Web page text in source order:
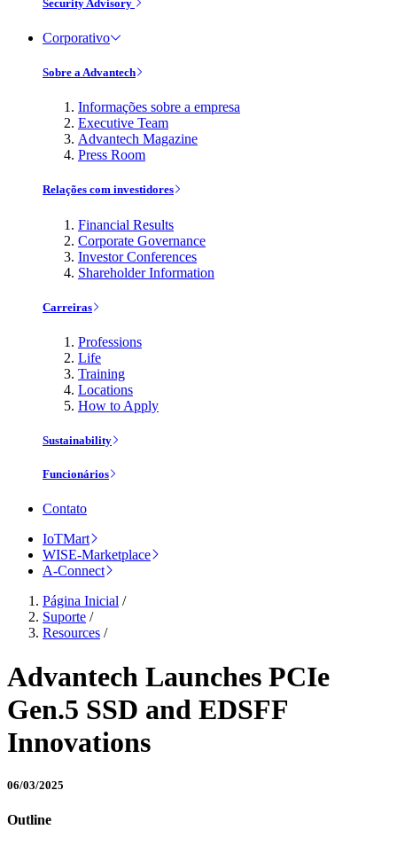
Security Advisory
Corporativo
Sobre a Advantech
Informações sobre a empresa
Executive Team
Advantech Magazine
Press Room
Relações com investidores
Financial Results
Corporate Governance
Investor Conferences
Shareholder Information
Carreiras
Professions
Life
Training
Locations
How to Apply
Sustainability
Funcionários
Contato
IoTMart
WISE-Marketplace
A-Connect
Página Inicial /
Suporte /
Resources /
Advantech Launches PCIe
Gen.5 SSD and EDSFF
Innovations
06/03/2025
Outline